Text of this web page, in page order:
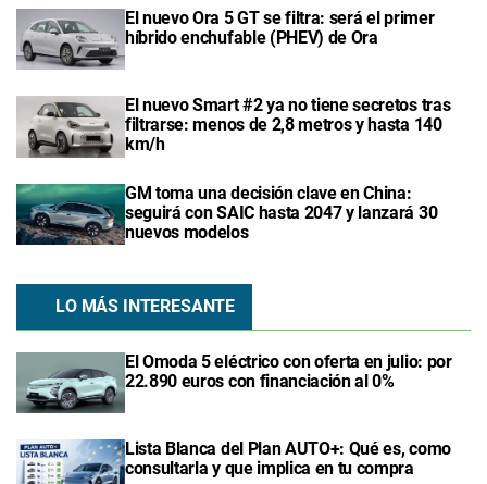
El nuevo Ora 5 GT se filtra: será el primer
híbrido enchufable (PHEV) de Ora
El nuevo Smart #2 ya no tiene secretos tras
filtrarse: menos de 2,8 metros y hasta 140
km/h
GM toma una decisión clave en China:
seguirá con SAIC hasta 2047 y lanzará 30
nuevos modelos
LO MÁS INTERESANTE
El Omoda 5 eléctrico con oferta en julio: por
22.890 euros con financiación al 0%
Lista Blanca del Plan AUTO+: Qué es, como
consultarla y que implica en tu compra